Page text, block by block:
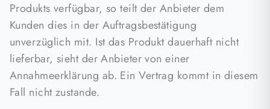
Produkts verfügbar, so teilt der Anbieter dem
Kunden dies in der Auftragsbestätigung
unverzüglich mit. Ist das Produkt dauerhaft nicht
lieferbar, sieht der Anbieter von einer
Annahmeerklärung ab. Ein Vertrag kommt in diesem
Fall nicht zustande.